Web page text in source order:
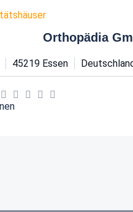
Orthopädia
45219 Essen